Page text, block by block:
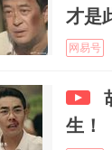
才是
网易号
生！